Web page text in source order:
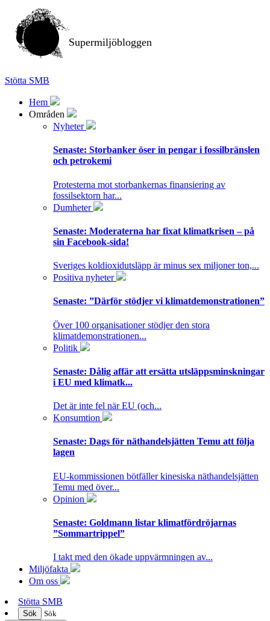
Supermiljöbloggen
Stötta SMB
Hem
Områden
Nyheter
Senaste: Storbanker öser in pengar i fossilbränslen
och petrokemi
Protesterna mot storbankernas finansiering av
fossilsektorn har...
Dumheter
Senaste: Moderaterna har fixat klimatkrisen – på
sin Facebook-sida!
Sveriges koldioxidutsläpp är minus sex miljoner ton,...
Positiva nyheter
Senaste: ”Därför stödjer vi klimatdemonstrationen”
Över 100 organisationer stödjer den stora
klimatdemonstrationen...
Politik
Senaste: Dålig affär att ersätta utsläppsminskningar
i EU med klimatk...
Det är inte fel när EU (och...
Konsumtion
Senaste: Dags för näthandelsjätten Temu att följa
lagen
EU-kommissionen bötfäller kinesiska näthandelsjätten
Temu med över...
Opinion
Senaste: Goldmann listar klimatfördröjarnas
”Sommartrippel”
I takt med den ökade uppvärmningen av...
Miljöfakta
Om oss
Stötta SMB
Sök
Sök